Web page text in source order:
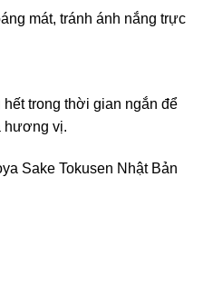
mát, tránh ánh nắng trực
trong thời gian ngắn để
hương vị.
Sake Tokusen Nhật Bản